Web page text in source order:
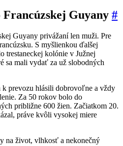
Guyany #
Guyany privážaní len muži. Pre
S myšlienkou ďalšej
trestaneckej kolónie v Južnej
sa mali vydať za už slobodných
k prevozu hlásili dobrovoľne a vždy
Za 50 rokov bolo do
približne 600 žien. Začiatkom 20.
práve kvôli vysokej miere
na život, vlhkosť a nekonečný